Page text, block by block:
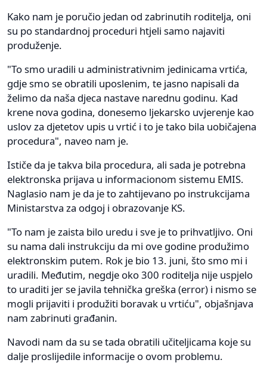
Kako nam je poručio jedan od zabrinutih roditelja, oni
su po standardnoj proceduri htjeli samo najaviti
produženje.
"To smo uradili u administrativnim jedinicama vrtića,
gdje smo se obratili uposlenim, te jasno napisali da
želimo da naša djeca nastave narednu godinu. Kad
krene nova godina, donesemo ljekarsko uvjerenje kao
uslov za djetetov upis u vrtić i to je tako bila uobičajena
procedura", naveo nam je.
Ističe da je takva bila procedura, ali sada je potrebna
elektronska prijava u informacionom sistemu EMIS.
Naglasio nam je da je to zahtijevano po instrukcijama
Ministarstva za odgoj i obrazovanje KS.
"To nam je zaista bilo uredu i sve je to prihvatljivo. Oni
su nama dali instrukciju da mi ove godine produžimo
elektronskim putem. Rok je bio 13. juni, što smo mi i
uradili. Međutim, negdje oko 300 roditelja nije uspjelo
to uraditi jer se javila tehnička greška (error) i nismo se
mogli prijaviti i produžiti boravak u vrtiću", objašnjava
nam zabrinuti građanin.
Navodi nam da su se tada obratili učiteljicama koje su
dalje proslijedile informacije o ovom problemu.